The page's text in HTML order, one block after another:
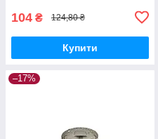
104 ₴ 124,80 ₴
Купити
–17%